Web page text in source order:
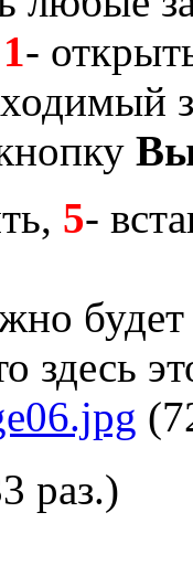
1-
5-
будет
здесь
раз.)